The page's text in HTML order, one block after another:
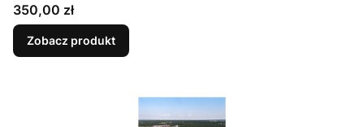
Cena
350,00 zł
Zobacz produkt